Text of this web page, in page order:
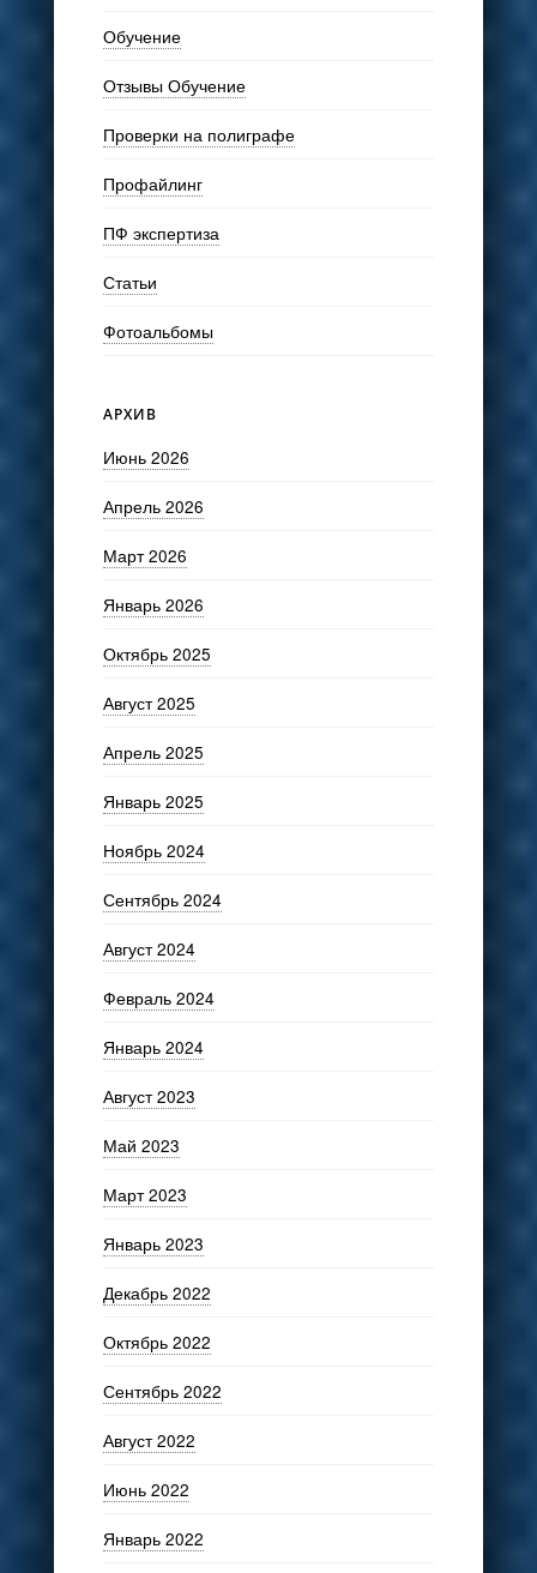
Обучение
Отзывы Обучение
Проверки на полиграфе
Профайлинг
ПФ экспертиза
Статьи
Фотоальбомы
АРХИВ
Июнь 2026
Апрель 2026
Март 2026
Январь 2026
Октябрь 2025
Август 2025
Апрель 2025
Январь 2025
Ноябрь 2024
Сентябрь 2024
Август 2024
Февраль 2024
Январь 2024
Август 2023
Май 2023
Март 2023
Январь 2023
Декабрь 2022
Октябрь 2022
Сентябрь 2022
Август 2022
Июнь 2022
Январь 2022